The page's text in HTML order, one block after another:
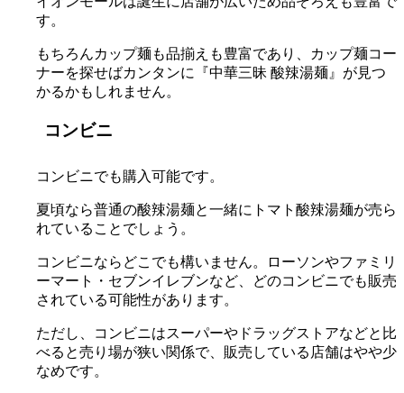
す。
もちろんカップ麺も品揃えも豊富であり、カップ麺コー
ナーを探せばカンタンに『中華三昧 酸辣湯麺』が見つ
かるかもしれません。
コンビニ
コンビニでも購入可能です。
夏頃なら普通の酸辣湯麺と一緒にトマト酸辣湯麺が売ら
れていることでしょう。
コンビニならどこでも構いません。ローソンやファミリ
ーマート・セブンイレブンなど、どのコンビニでも販売
されている可能性があります。
ただし、コンビニはスーパーやドラッグストアなどと比
べると売り場が狭い関係で、販売している店舗はやや少
なめです。